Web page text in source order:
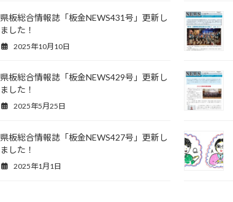
県板総合情報誌「板金NEWS431号」更新し
ました！
2025年10月10日
県板総合情報誌「板金NEWS429号」更新し
ました！
2025年5月25日
県板総合情報誌「板金NEWS427号」更新し
ました！
2025年1月1日